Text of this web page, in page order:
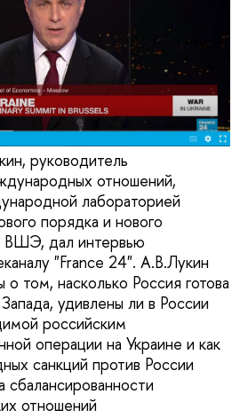
руководитель
отношений,
лабораторией
порядка и нового
ВШЭ, дал интервью
"France 24". А.В.Лукин
о том, насколько Россия готова
удивлены ли в России
российским
операции на Украине и как
санкций против России
сбалансированности
отношений